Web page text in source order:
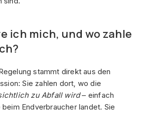
ich mich, und wo zahle
stammt direkt aus den
Sie zahlen dort, wo die
zu Abfall wird– einfach
Endverbraucher landet. Sie